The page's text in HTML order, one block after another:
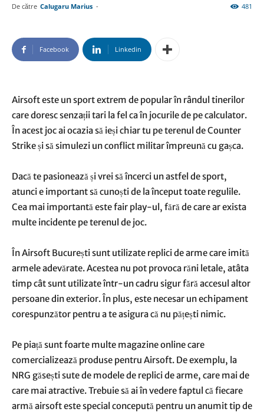
De către Calugaru Marius - 481
Facebook Linkedin
Airsoft este un sport extrem de popular în rândul tinerilor
care doresc senzații tari la fel ca în jocurile de pe calculator.
În acest joc ai ocazia să ieși chiar tu pe terenul de Counter
Strike și să simulezi un conflict militar împreună cu gașca.
Dacă te pasionează și vrei să încerci un astfel de sport,
atunci e important să cunoști de la început toate regulile.
Cea mai importantă este fair play-ul, fără de care ar exista
multe incidente pe terenul de joc.
În Airsoft București sunt utilizate replici de arme care imită
armele adevărate. Acestea nu pot provoca răni letale, atâta
timp cât sunt utilizate într-un cadru sigur fără accesul altor
persoane din exterior. În plus, este necesar un echipament
corespunzător pentru a te asigura că nu pățești nimic.
Pe piață sunt foarte multe magazine online care
comercializează produse pentru Airsoft. De exemplu, la
NRG găsești sute de modele de replici de arme, care mai de
care mai atractive. Trebuie să ai în vedere faptul că fiecare
armă airsoft este special concepută pentru un anumit tip de